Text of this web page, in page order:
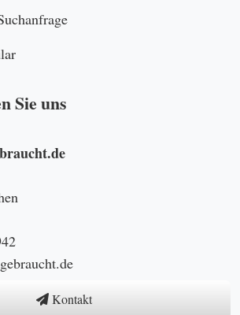
Sie uns
Kontakt